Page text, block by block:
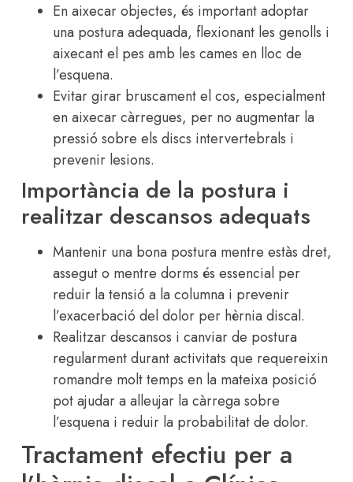
En aixecar objectes, és important adoptar
una postura adequada, flexionant les genolls i
aixecant el pes amb les cames en lloc de
l’esquena.
Evitar girar bruscament el cos, especialment
en aixecar càrregues, per no augmentar la
pressió sobre els discs intervertebrals i
prevenir lesions.
Importància de la postura i
realitzar descansos adequats
Mantenir una bona postura mentre estàs dret,
assegut o mentre dorms és essencial per
reduir la tensió a la columna i prevenir
l’exacerbació del dolor per hèrnia discal.
Realitzar descansos i canviar de postura
regularment durant activitats que requereixin
romandre molt temps en la mateixa posició
pot ajudar a alleujar la càrrega sobre
l’esquena i reduir la probabilitat de dolor.
Tractament efectiu per a